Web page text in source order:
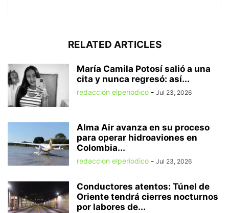
RELATED ARTICLES
María Camila Potosí salió a una
cita y nunca regresó: así...
redaccion elperiodico - Jul 23, 2026
Alma Air avanza en su proceso
para operar hidroaviones en
Colombia...
redaccion elperiodico - Jul 23, 2026
Conductores atentos: Túnel de
Oriente tendrá cierres nocturnos
por labores de...